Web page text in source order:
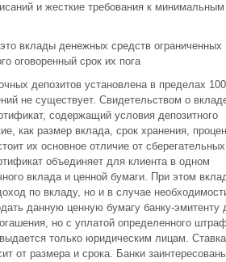
и жесткие требования к минимальным
это вклады денежных средств ограниченных
оговоренный срок их пога
депозитов установлена в пределах
не существует. Свидетельством о
содержащий условия депозитного
как размер вклада, срок хранения,
их основное отличие от сберегательных
объединяет для клиента в одном
вклада и ценной бумаги. При этом
по вкладу, но и в случае
данную ценную бумагу банку-эмитенту
но с уплатой определенного
только юридическим лицам.
от размера и срока. Банки